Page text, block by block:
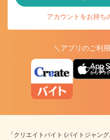
アカウントをお持ち
＼アプリのご利
アプリ版
「クリエイトバイト (バイトジャン